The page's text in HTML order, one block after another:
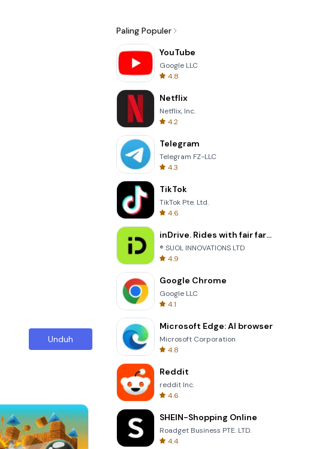
Unduh
Paling Populer
YouTube
Google LLC
4.8
Netflix
Netflix, Inc.
4.2
Telegram
Telegram FZ-LLC
4.3
TikTok
TikTok Pte. Ltd.
4.6
inDrive. Rides with fair fares
® SUOL INNOVATIONS LTD
4.9
Google Chrome
Google LLC
4.1
Microsoft Edge: AI browser
Microsoft Corporation
4.8
Reddit
reddit Inc.
4.6
SHEIN-Shopping Online
Roadget Business PTE. LTD.
4.4